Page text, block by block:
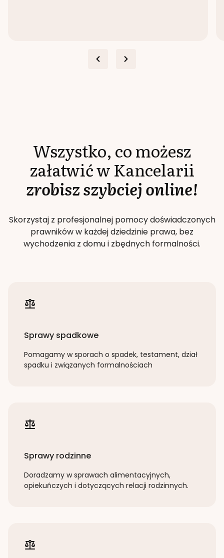
Wszystko, co możesz
załatwić w Kancelarii
zrobisz szybciej online!
Skorzystaj z profesjonalnej pomocy doświadczonych
prawników w każdej dziedzinie prawa, bez
wychodzenia z domu i zbędnych formalności.
Sprawy spadkowe
Pomagamy w sporach o spadek, testament, dział
spadku i związanych formalnościach
Sprawy rodzinne
Doradzamy w sprawach alimentacyjnych,
opiekuńczych i dotyczących relacji rodzinnych.